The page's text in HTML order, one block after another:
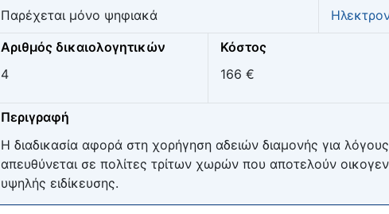
Παρέχεται μόνο ψηφιακά
Αριθμός δικαιολογητικών
4
Κόστος
166 €
Περιγραφή
Η διαδικασία αφορά στη χορήγηση αδειών διαμονής για
απευθύνεται σε πολίτες τρίτων χωρών που αποτελούν
υψηλής ειδίκευσης.